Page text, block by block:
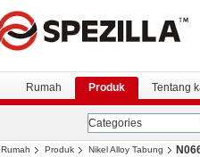
Rumah Produk Tentang
Categories
Rumah Produk Nikel Alloy Tabung